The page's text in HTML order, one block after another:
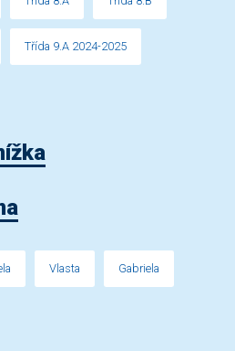
Třída 9.A 2024-2025
Vlasta Gabriela